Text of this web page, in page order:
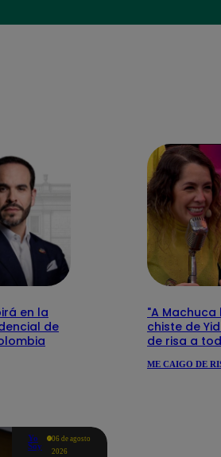
en la
de
"A Machuca
chiste de
de risa a
ME CAIGO DE
Yo
Soy
06 de agosto
2026